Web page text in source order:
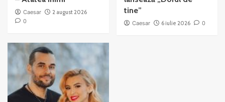
Caesar
2 august 2026
0
tine”
Caesar 6 iulie 2026 0